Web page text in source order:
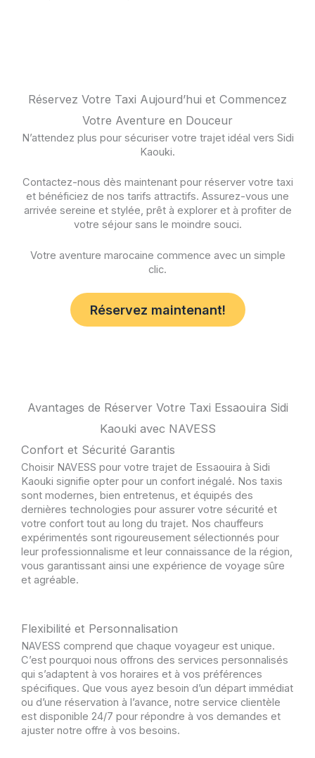
Réservez Votre Taxi Aujourd’hui et Commencez
Votre Aventure en Douceur
N’attendez plus pour sécuriser votre trajet idéal vers Sidi
Kaouki.
Contactez-nous dès maintenant pour réserver votre taxi
et bénéficiez de nos tarifs attractifs. Assurez-vous une
arrivée sereine et stylée, prêt à explorer et à profiter de
votre séjour sans le moindre souci.
Votre aventure marocaine commence avec un simple
clic.
Réservez maintenant!
Avantages de Réserver Votre Taxi Essaouira Sidi
Kaouki avec NAVESS
Confort et Sécurité Garantis
Choisir NAVESS pour votre trajet de Essaouira à Sidi
Kaouki signifie opter pour un confort inégalé. Nos taxis
sont modernes, bien entretenus, et équipés des
dernières technologies pour assurer votre sécurité et
votre confort tout au long du trajet. Nos chauffeurs
expérimentés sont rigoureusement sélectionnés pour
leur professionnalisme et leur connaissance de la région,
vous garantissant ainsi une expérience de voyage sûre
et agréable.
Flexibilité et Personnalisation
NAVESS comprend que chaque voyageur est unique.
C’est pourquoi nous offrons des services personnalisés
qui s’adaptent à vos horaires et à vos préférences
spécifiques. Que vous ayez besoin d’un départ immédiat
ou d’une réservation à l’avance, notre service clientèle
est disponible 24/7 pour répondre à vos demandes et
ajuster notre offre à vos besoins.